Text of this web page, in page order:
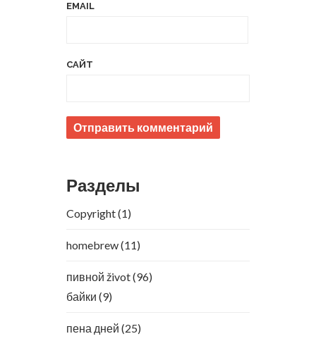
EMAIL
САЙТ
Разделы
Copyright(1)
homebrew(11)
пивной život(96)
байки (9)
пена дней (25)